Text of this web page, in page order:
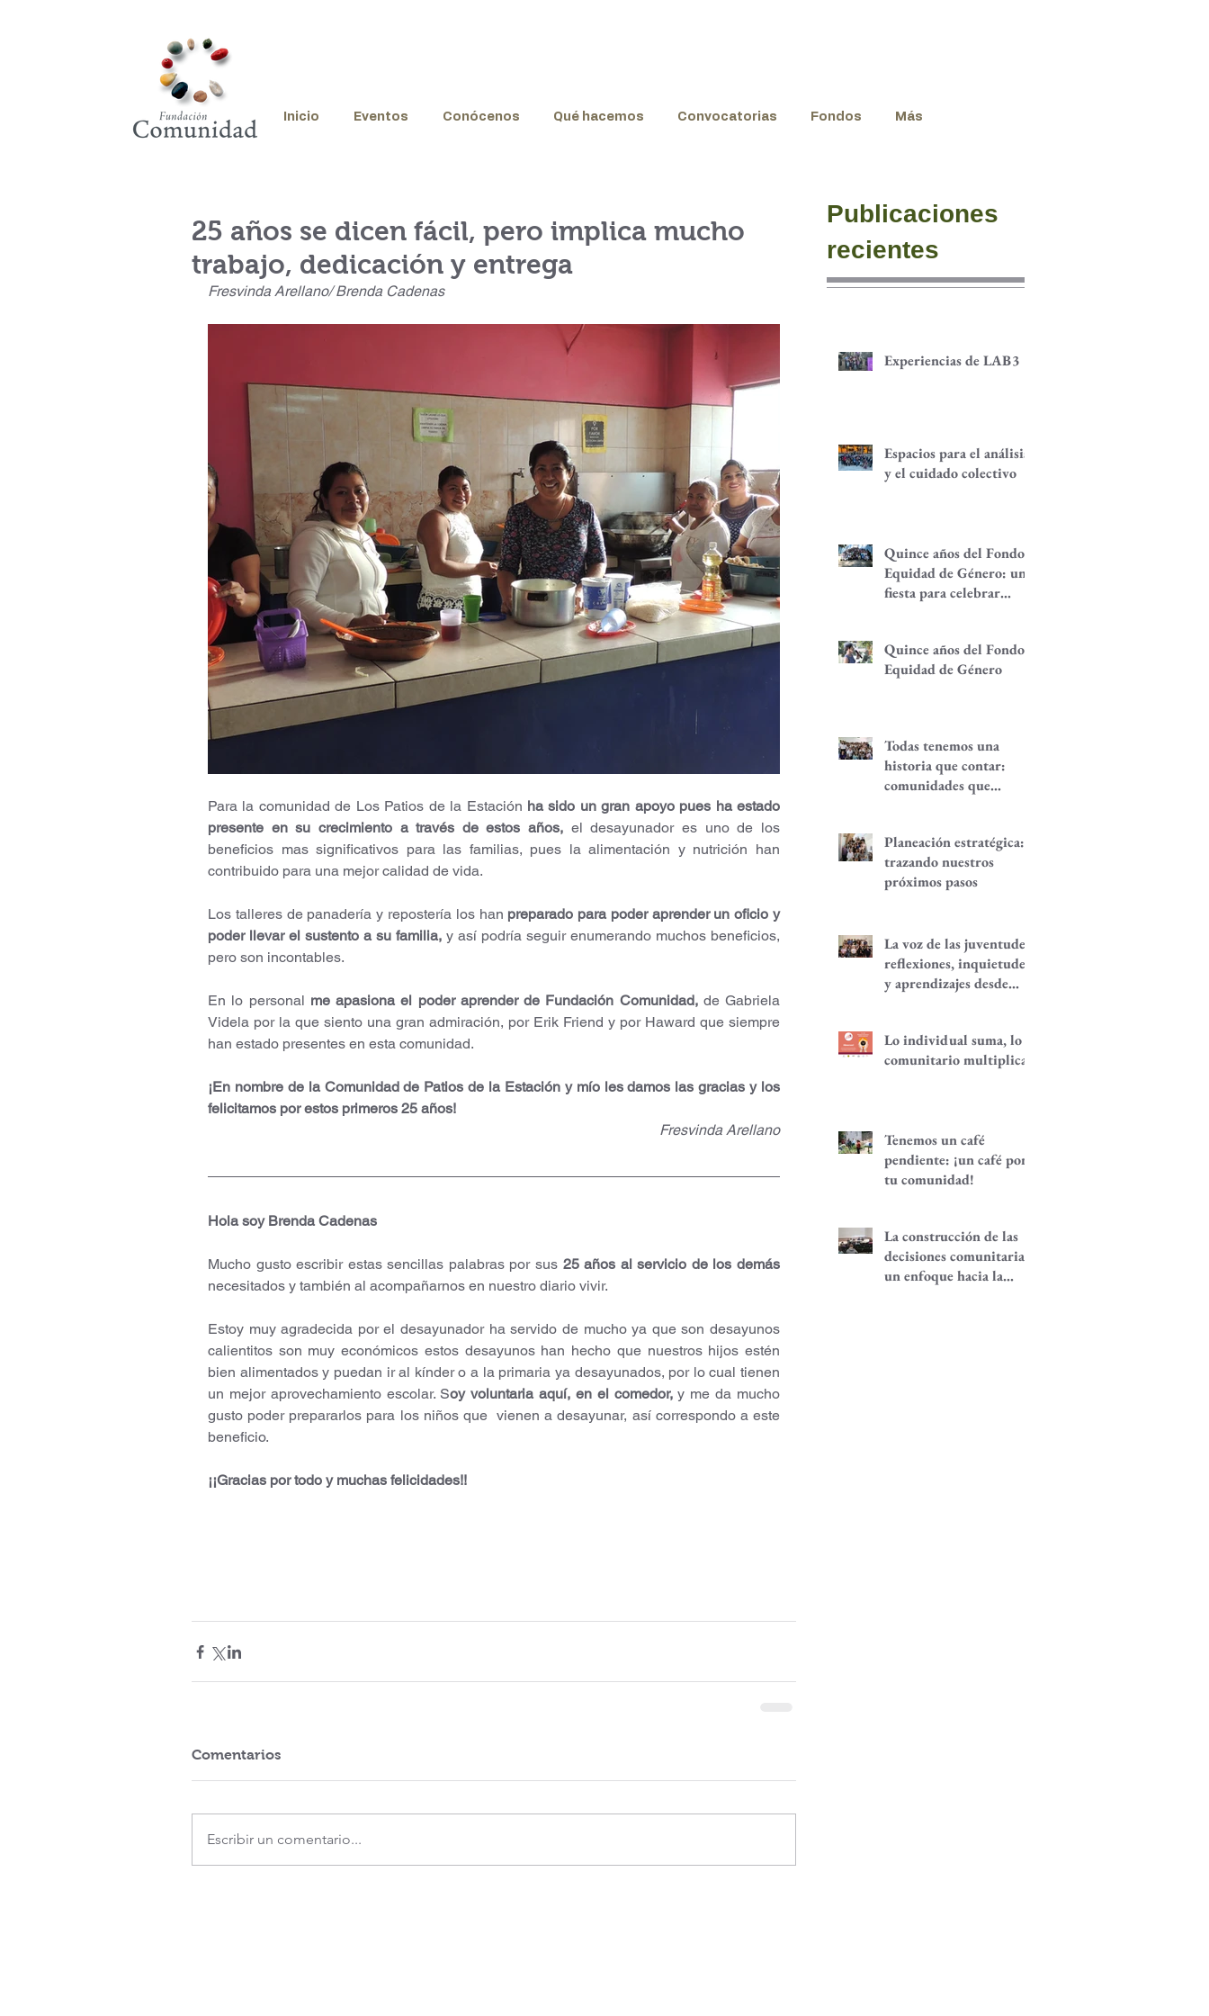
Inicio Eventos Conócenos Qué hacemos Convocatorias Fondos Más
25 años se dicen fácil, pero implica mucho
trabajo, dedicación y entrega
Fresvinda Arellano/ Brenda Cadenas
Para la comunidad de Los Patios de la Estación ha sido un gran apoyo pues ha estado
presente en su crecimiento a través de estos años, el desayunador es uno de los
beneficios mas significativos para las familias, pues la alimentación y nutrición han
contribuido para una mejor calidad de vida.
Los talleres de panadería y repostería los han preparado para poder aprender un oficio y
poder llevar el sustento a su familia, y así podría seguir enumerando muchos beneficios,
pero son incontables.
En lo personal me apasiona el poder aprender de Fundación Comunidad, de Gabriela
Videla por la que siento una gran admiración, por Erik Friend y por Haward que siempre
han estado presentes en esta comunidad.
¡En nombre de la Comunidad de Patios de la Estación y mío les damos las gracias y los
felicitamos por estos primeros 25 años!
Fresvinda Arellano
Hola soy Brenda Cadenas
Mucho gusto escribir estas sencillas palabras por sus 25 años al servicio de los demás
necesitados y también al acompañarnos en nuestro diario vivir.
Estoy muy agradecida por el desayunador ha servido de mucho ya que son desayunos
calientitos son muy económicos estos desayunos han hecho que nuestros hijos estén
bien alimentados y puedan ir al kínder o a la primaria ya desayunados, por lo cual tienen
un mejor aprovechamiento escolar. Soy voluntaria aquí, en el comedor, y me da mucho
gusto poder prepararlos para los niños que  vienen a desayunar, así correspondo a este
beneficio.
¡¡Gracias por todo y muchas felicidades!!
Comentarios
Escribir un comentario...
Publicaciones
recientes
Experiencias de LAB3
Espacios para el análisis
y el cuidado colectivo
Quince años del Fondo
Equidad de Género: una
fiesta para celebrar
mujeres y alternativas
económicas
Quince años del Fondo
Equidad de Género
Todas tenemos una
historia que contar:
comunidades que
Planeación estratégica:
trazando nuestros
próximos pasos
La voz de las juventudes:
reflexiones, inquietudes
y aprendizajes desde
Lo individual suma, lo
comunitario multiplica
Tenemos un café
pendiente: ¡un café por
tu comunidad!
La construcción de las
decisiones comunitarias,
un enfoque hacia la